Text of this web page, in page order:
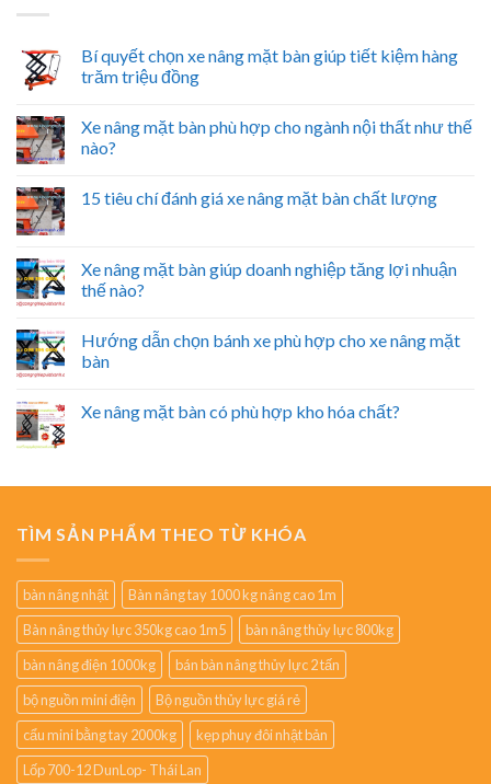
Bí quyết chọn xe nâng mặt bàn giúp tiết kiệm hàng
trăm triệu đồng
Xe nâng mặt bàn phù hợp cho ngành nội thất như thế
nào?
15 tiêu chí đánh giá xe nâng mặt bàn chất lượng
Xe nâng mặt bàn giúp doanh nghiệp tăng lợi nhuận
thế nào?
Hướng dẫn chọn bánh xe phù hợp cho xe nâng mặt
bàn
Xe nâng mặt bàn có phù hợp kho hóa chất?
TÌM SẢN PHẨM THEO TỪ KHÓA
bàn nâng nhật
Bàn nâng tay 1000 kg nâng cao 1m
Bàn nâng thủy lực 350kg cao 1m5
bàn nâng thủy lực 800kg
bàn nâng điện 1000kg
bán bàn nâng thủy lực 2 tấn
bộ nguồn mini điện
Bộ nguồn thủy lực giá rẻ
cẩu mini bằng tay 2000kg
kẹp phuy đôi nhật bản
Lốp 700-12 DunLop- Thái Lan